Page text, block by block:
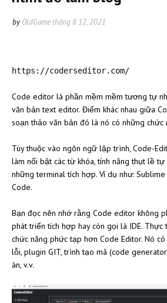
by OldGame tháng 8 12, 2021
https://coderseditor.com/
Code editor là phần mềm mềm tương tự
văn bản text editor. Điểm khác nhau giữa
soạn thảo văn bản đó là nó có những chức
Tùy thuộc vào ngôn ngữ lập trình, Code-
làm nổi bật các từ khóa, tính năng thụt lề tự
những terminal tích hợp. Ví dụ như: Sublime
Code.
Bạn đọc nên nhớ rằng Code editor không
phát triển tích hợp hay còn gọi là IDE. Thực
chức năng phức tạp hơn Code Editor. Nó
lỗi, plugin GIT, trình tạo mã (code
án, v.v.